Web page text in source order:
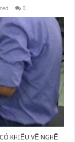
0
KHIẾU VỀ NGHỆ